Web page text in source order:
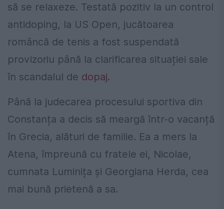
să se relaxeze. Testată pozitiv la un control
antidoping, la US Open, jucătoarea
româncă de tenis a fost suspendată
provizoriu până la clarificarea situației sale
în scandalul de dopaj.
Până la judecarea procesului sportiva din
Constanța a decis să meargă într-o vacanță
în Grecia, alături de familie. Ea a mers la
Atena, împreună cu fratele ei, Nicolae,
cumnata Luminița și Georgiana Herda, cea
mai bună prietenă a sa.